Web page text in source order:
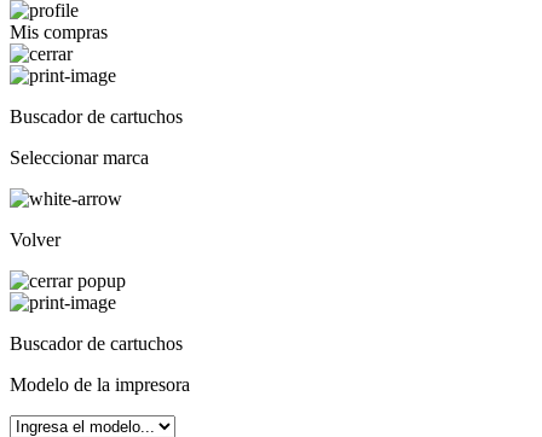
Mis compras
Buscador de cartuchos
Seleccionar marca
Volver
Buscador de cartuchos
Modelo de la impresora